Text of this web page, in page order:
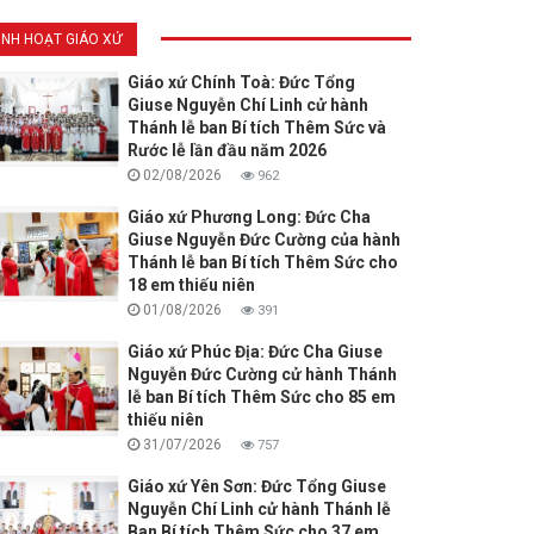
HOẠT GIÁO XỨ
Giáo xứ Chính Toà: Đức Tổng
Giuse Nguyễn Chí Linh cử hành
Thánh lễ ban Bí tích Thêm Sức và
Rước lễ lần đầu năm 2026
02/08/2026 962
Giáo xứ Phương Long: Đức Cha
Giuse Nguyễn Đức Cường của hành
Thánh lễ ban Bí tích Thêm Sức cho
18 em thiếu niên
01/08/2026 391
Giáo xứ Phúc Địa: Đức Cha Giuse
Nguyễn Đức Cường cử hành Thánh
lễ ban Bí tích Thêm Sức cho 85 em
thiếu niên
31/07/2026 757
Giáo xứ Yên Sơn: Đức Tổng Giuse
Nguyễn Chí Linh cử hành Thánh lễ